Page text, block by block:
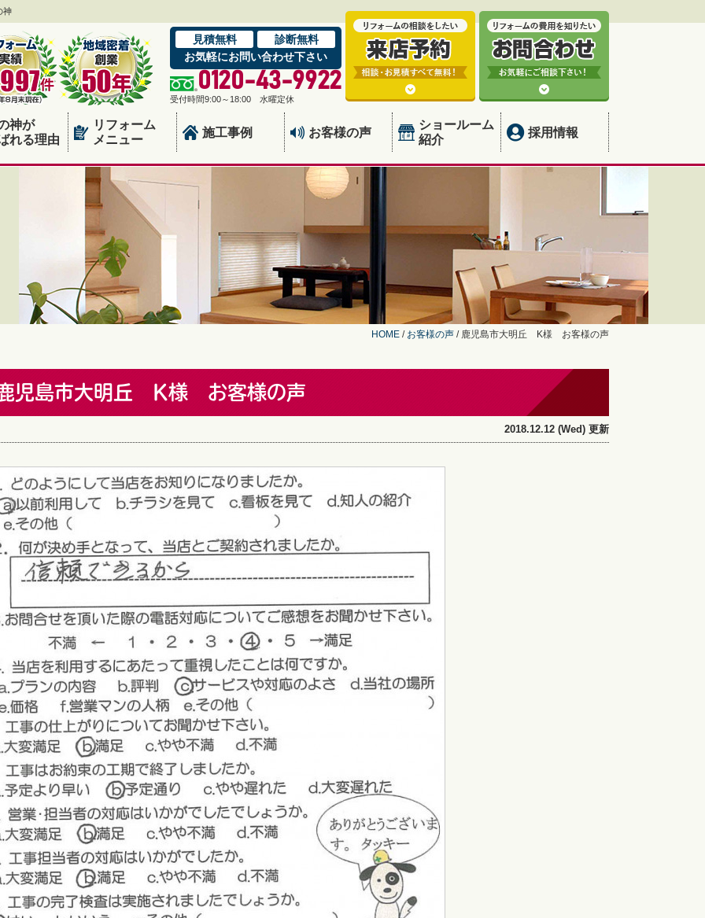
神
見積無料
診断無料
お気軽にお問い合わせ下さい
0120-43-9922
受付時間9:00～18:00 水曜定休
神が
れる理由
リフォーム
メニュー
施工事例 お客様の声
ショールーム
紹介
採用情報
HOME / お客様の声 / 鹿児島市大明丘 K様 お客様の声
児島市大明丘 K様 お客様の声
2018.12.12 (Wed) 更新